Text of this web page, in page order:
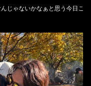
じゃないかなぁと思う今日こ